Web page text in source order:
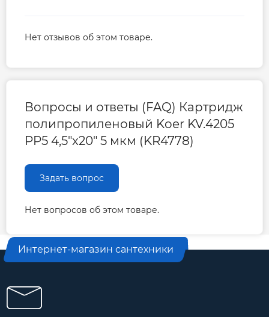
Нет отзывов об этом товаре.
Вопросы и ответы (FAQ) Картридж
полипропиленовый Koer KV.4205
PP5 4,5"x20" 5 мкм (KR4778)
Задать вопрос
Нет вопросов об этом товаре.
Интернет-магазин сантехники